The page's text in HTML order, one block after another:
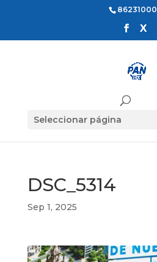
86231000
Seleccionar página
DSC_5314
Sep 1, 2025